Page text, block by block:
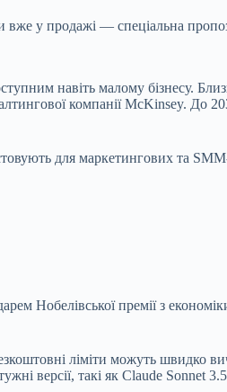
у продажі — спеціальна
навіть малому бізнесу.
компанії McKinsey. До
для маркетингових та SMM-
Нобелівської премії з
ліміти можуть швидко
версії, такі як Claude Sonnet